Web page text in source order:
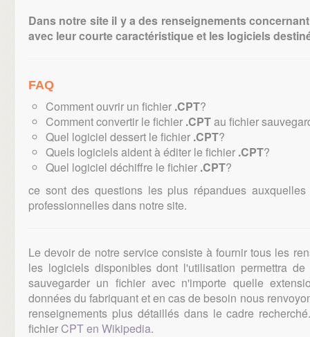
Dans notre site il y a des renseignements
avec leur courte caractéristique et les logiciels
FAQ
Comment ouvrir un fichier .CPT?
Comment convertir le fichier .CPTau fichier
Quel logiciel dessert le fichier .CPT?
Quels logiciels aident à éditer le fichier .CPT?
Quel logiciel déchiffre le fichier .CPT?
ce sont des questions les plus répandues
professionnelles dans notre site.
Le devoir de notre service consiste à fournir tous les
les logiciels disponibles dont l'utilisation permettra
sauvegarder un fichier avec n'importe quelle
données du fabriquant et en cas de besoin nous
renseignements plus détaillés dans le cadre
fichier CPT en Wikipedia.